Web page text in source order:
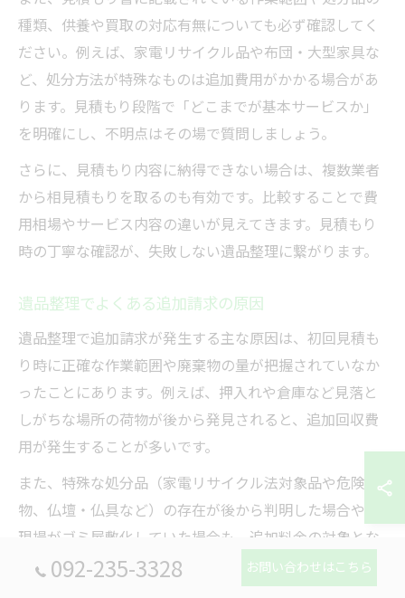
種類、供養や買取の対応有無についても必ず確認してく
ださい。例えば、家電リサイクル品や布団・大型家具な
ど、処分方法が特殊なものは追加費用がかかる場合があ
ります。見積もり段階で「どこまでが基本サービスか」
を明確にし、不明点はその場で質問しましょう。
さらに、見積もり内容に納得できない場合は、複数業者
から相見積もりを取るのも有効です。比較することで費
用相場やサービス内容の違いが見えてきます。見積もり
時の丁寧な確認が、失敗しない遺品整理に繋がります。
遺品整理でよくある追加請求の原因
遺品整理で追加請求が発生する主な原因は、初回見積も
り時に正確な作業範囲や廃棄物の量が把握されていなか
ったことにあります。例えば、押入れや倉庫など見落と
しがちな場所の荷物が後から発見されると、追加回収費
用が発生することが多いです。
また、特殊な処分品（家電リサイクル法対象品や危険
物、仏壇・仏具など）の存在が後から判明した場合や、
現場がゴミ屋敷化していた場合も、追加料金の対象とな
ります。特に「みんなの遺品整理」など情報サイトで
も、こうした追加請求に関するトラブル事例が多く紹介
092-235-3328 お問い合わせはこちら